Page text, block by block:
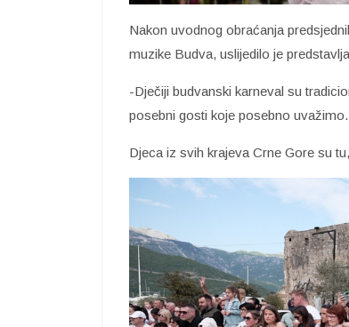
Nakon uvodnog obraćanja
muzike Budva, uslijedilo je
-Dječiji budvanski karneval su
posebni gosti koje posebno uvažimo.
Djeca iz svih krajeva Crne Gore su